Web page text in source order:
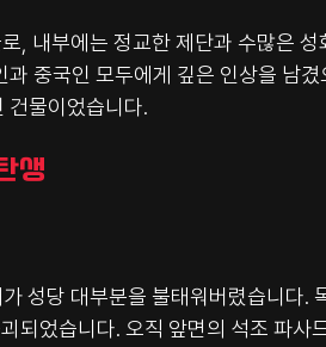
, 내부에는 정교한 제단과 수많은 성
중국인 모두에게 깊은 인상을 남
건물이었습니다.
생
성당 대부분을 불태워버렸습니다.
되었습니다. 오직 앞면의 석조 파사